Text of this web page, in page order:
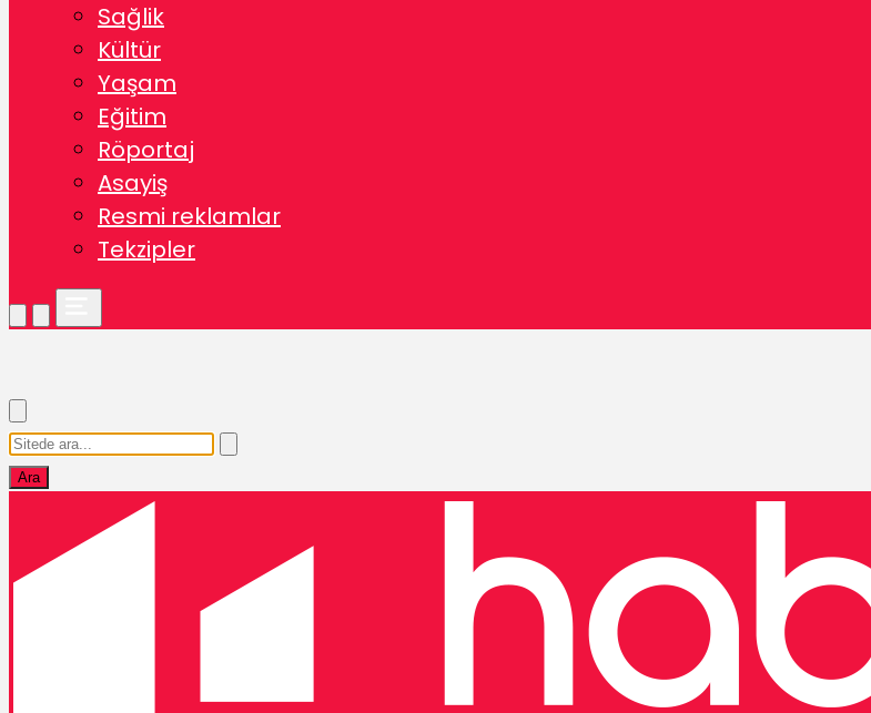
Sağlik
Kültür
Yaşam
Eğitim
Röportaj
Asayiş
Resmi reklamlar
Tekzipler
Ara